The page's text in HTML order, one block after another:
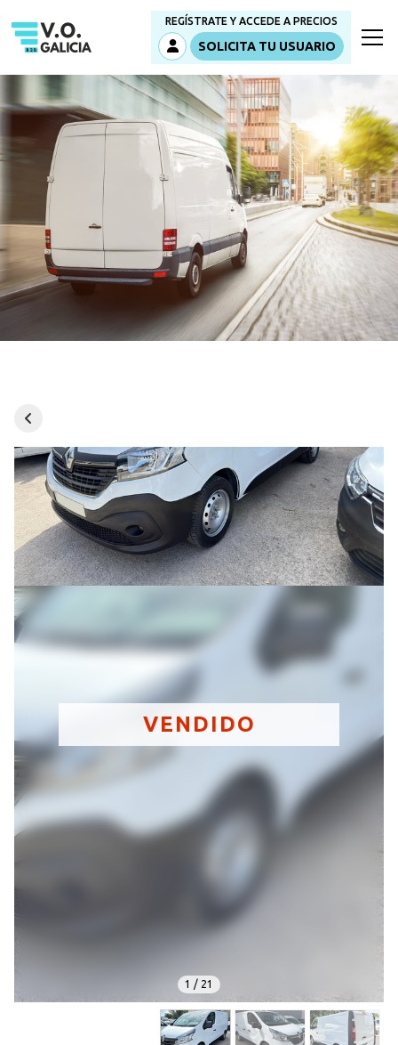
REGÍSTRATE Y ACCEDE A PRECIOS
SOLICITA TU USUARIO
1 / 21